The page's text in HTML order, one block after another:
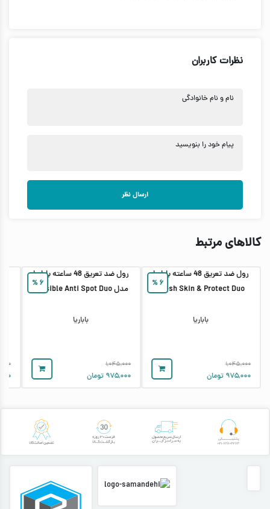
نظرات کاربران
نام و نام خانوادگی
پیام خود را بنویسید
ارسال نظر
کالاهای مرتبط
۶ %
رول ضد تعریق 48 ساعته باباریا
Fresh Skin & Protect Duo
باباریا
۱,۰۴۵,۰۰۰
۹۷۵,۰۰۰ تومان
۶ %
رول ضد تعریق 48 ساعته باباریا
مدل Invisible Anti Spot Duo
باباریا
۱,۰۴۵,۰۰۰
۹۷۵,۰۰۰ تومان